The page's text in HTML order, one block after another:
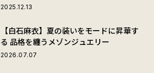
2025.12.13
【白石麻衣】夏の装いをモードに昇華す
る 品格を纏うメゾンジュエリー
2026.07.07